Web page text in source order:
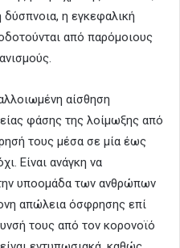
η εγκεφαλική
από παρόμοιους
αίσθηση
φάσης της λοίμωξης από
τους μέσα σε μία έως
Είναι ανάγκη να
υποομάδα των ανθρώπων
απώλεια όσφρησης επί
τους από τον κορονοϊό